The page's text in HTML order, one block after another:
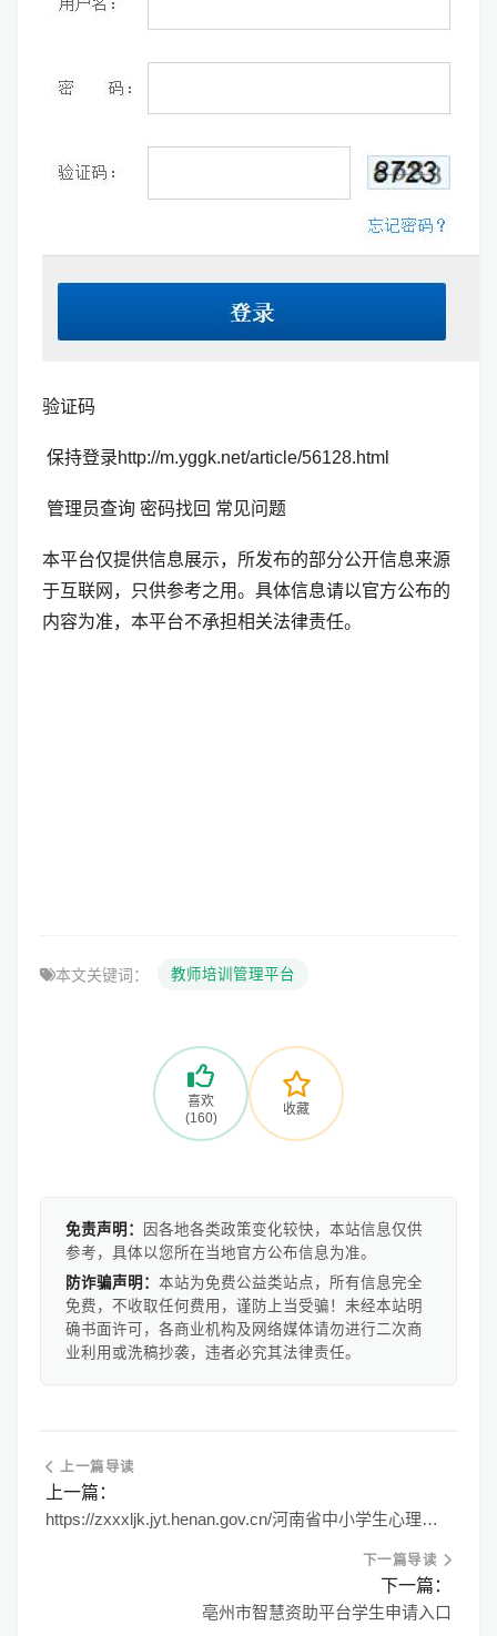
验证码
保持登录http://m.yggk.net/article/56128.html
管理员查询 密码找回 常见问题
本平台仅提供信息展示，所发布的部分公开信息来源
于互联网，只供参考之用。具体信息请以官方公布的
内容为准，本平台不承担相关法律责任。
本文关键词： 教师培训管理平台
喜欢
(160)
收藏
免责声明：
因各地各类政策变化较快，本站信息仅供
参考，具体以您所在当地官方公布信息为准。
防诈骗声明： 本站为免费公益类站点，所有信息完全
免费，不收取任何费用，谨防上当受骗！未经本站明
确书面许可，各商业机构及网络媒体请勿进行二次商
业利用或洗稿抄袭，违者必究其法律责任。
上一篇导读
上一篇：
https://zxxxljk.jyt.henan.gov.cn/河南省中小学生心理健康监测系统
下一篇导读
下一篇：
亳州市智慧资助平台学生申请入口